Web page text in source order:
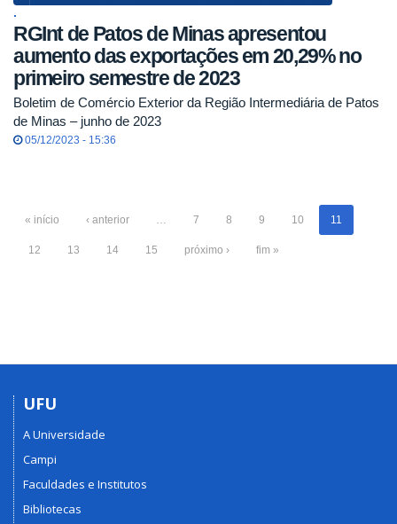
.
RGInt de Patos de Minas apresentou
aumento das exportações em 20,29% no
primeiro semestre de 2023
Boletim de Comércio Exterior da Região Intermediária de Patos
de Minas – junho de 2023
05/12/2023 - 15:36
« início ‹ anterior … 7 8 9 10 11
12 13 14 15 próximo › fim »
UFU
A Universidade
Campi
Faculdades e Institutos
Bibliotecas